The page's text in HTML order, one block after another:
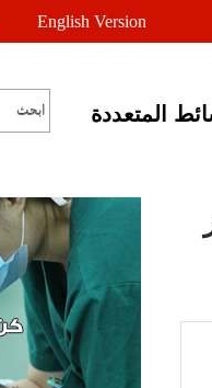
English Version
المتعددة